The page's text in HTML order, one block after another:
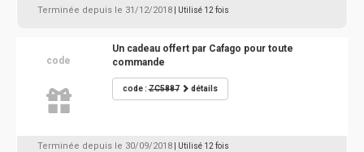
Terminée depuis le 31/12/2018 | Utilisé 12 fois
code
Un cadeau offert par Cafago pour toute
commande
code :ZC5887 détails
Terminée depuis le 30/09/2018 | Utilisé 12 fois